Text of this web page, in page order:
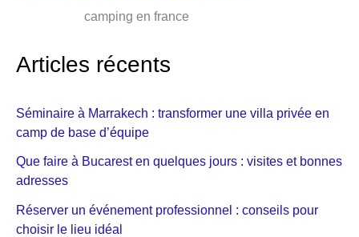
camping en france
Articles récents
Séminaire à Marrakech : transformer une villa privée en
camp de base d’équipe
Que faire à Bucarest en quelques jours : visites et bonnes
adresses
Réserver un événement professionnel : conseils pour
choisir le lieu idéal